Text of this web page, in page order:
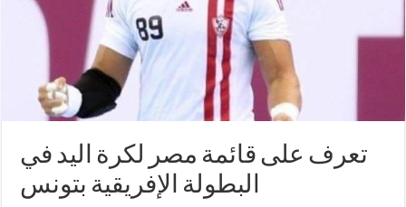
تعرف على قائمة مصر لكرة اليد في
البطولة الإفريقية بتونس